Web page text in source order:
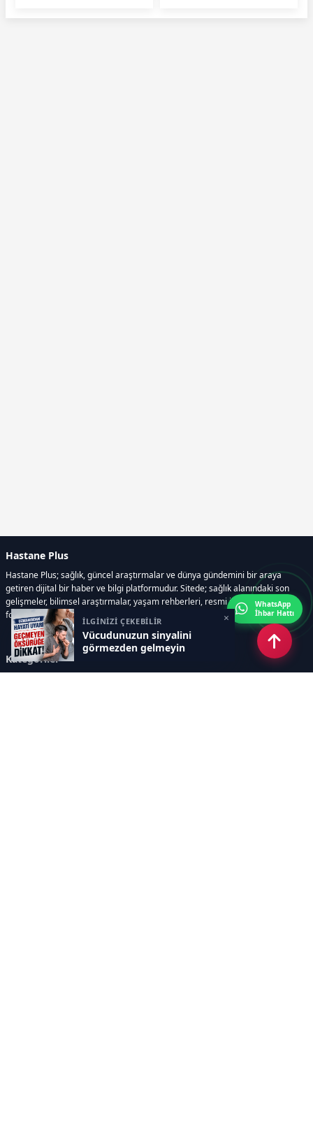
İLGİNİZİ ÇEKEBİLİR
Vücudunuzun sinyalini
görmezden gelmeyin
×
Hastane Plus
Hastane Plus; sağlık, güncel araştırmalar ve dünya gündemini bir araya
getiren dijital bir haber ve bilgi platformudur. Sitede; sağlık alanındaki son
gelişmeler, bilimsel araştırmalar, yaşam rehberleri, resmi ilanlar, video ve
fotoğraf galerileri ve e-gazete içerikleri yer almaktadır.
Kategoriler
WhatsApp
İhbar Hattı